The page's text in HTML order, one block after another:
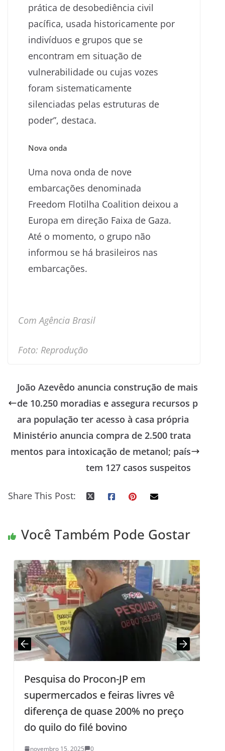
prática de desobediência civil
pacífica, usada historicamente por
indivíduos e grupos que se
encontram em situação de
vulnerabilidade ou cujas vozes
foram sistematicamente
silenciadas pelas estruturas de
poder”, destaca.
Nova onda
Uma nova onda de nove
embarcações denominada
Freedom Flotilha Coalition deixou a
Europa em direção Faixa de Gaza.
Até o momento, o grupo não
informou se há brasileiros nas
embarcações.
Com Agência Brasil
Foto: Reprodução
João Azevêdo anuncia construção de mais
de 10.250 moradias e assegura recursos p
ara população ter acesso à casa própria
Ministério anuncia compra de 2.500 trata
mentos para intoxicação de metanol; país
tem 127 casos suspeitos
Share This Post:
Você Também Pode Gostar
Pesquisa do Procon-JP em
supermercados e feiras livres vê
diferença de quase 200% no preço
do quilo do filé bovino
novembro 15, 2025 0